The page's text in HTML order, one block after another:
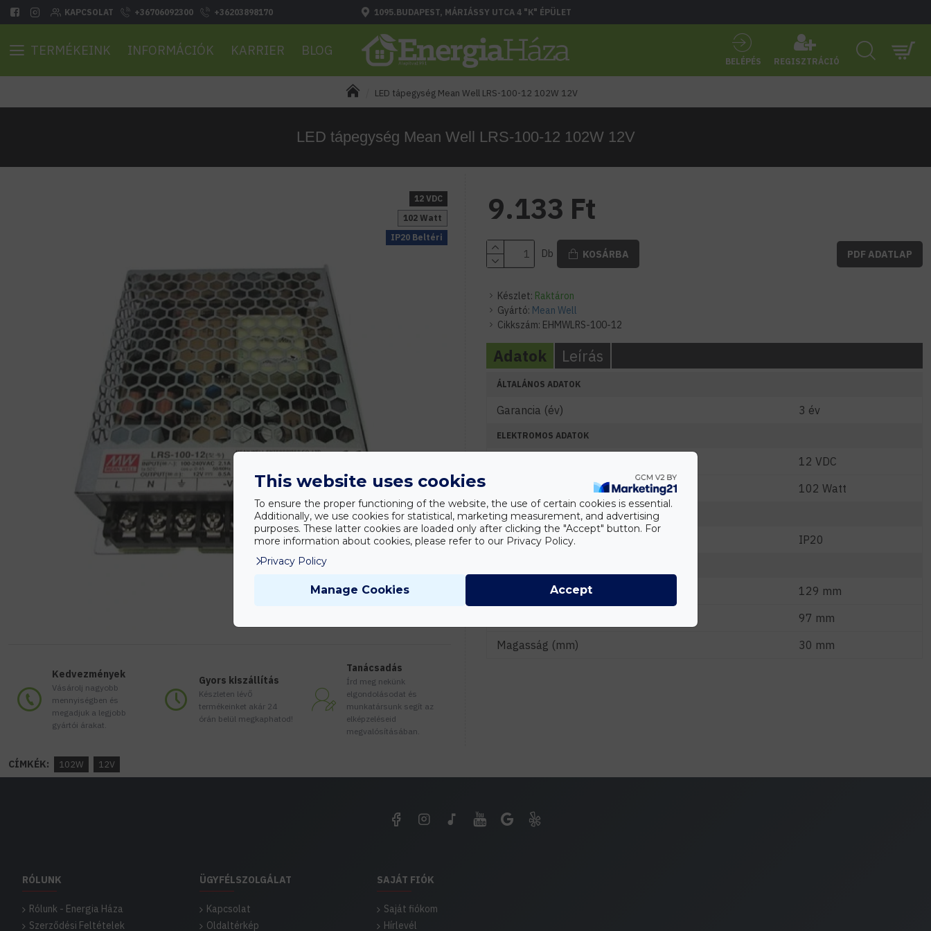
KAPCSOLAT +36706092300 +36203898170 1095.BUDAPEST, MÁRIÁSSY UTCA 4 "K" ÉPÜLET
TERMÉKEINK INFORMÁCIÓK KARRIER BLOG
BELÉPÉS REGISZTRÁCIÓ
LED tápegység Mean Well LRS-100-12 102W 12V
LED tápegység Mean Well LRS-100-12 102W 12V
IP20 Beltéri
12 VDC
102 Watt
Kedvezmények
Vásárolj nagyobb
mennyiségben és
megadjuk a legjobb
gyártói árakat.
Gyors kiszállítás
Készleten lévő
termékeinket akár 24
órán belül megkaphatod!
Tanácsadás
Írd meg nekünk
elgondolásodat és
munkatársunk segít az
elképzeléseid
megvalósításában.
Készlet: Raktáron
Gyártó: Mean Well
Cikkszám: EHMWLRS-100-12
9.133 Ft
Db KOSÁRBA PDF ADATLAP
Adatok Leírás
ÁLTALÁNOS ADATOK
Garancia (év) 3 év
ELEKTROMOS ADATOK
12 VDC
Névleges teljesítmény (W)
102 Watt
KÖRNYEZETI ADATOK
IP védelmi szint IP20
Szélesség (mm)
129 mm
97 mm
Magasság (mm)
30 mm
CÍMKÉK: 102W 12V
RÓLUNK
Rólunk - Energia Háza
Szerződési Feltételek
ÜGYFÉLSZOLGÁLAT
Kapcsolat
Oldaltérkép
SAJÁT FIÓK
Saját fiókom
Hírlevél
This website uses cookies
To ensure the proper functioning of the website, the use of certain cookies is essential.
Additionally, we use cookies for statistical, marketing measurement, and advertising
purposes. These latter cookies are loaded only after clicking the "Accept" button. For
more information about cookies, please refer to our Privacy Policy.
Privacy Policy
Manage Cookies Accept